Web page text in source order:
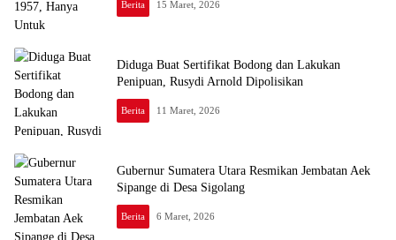
Berita 15 Maret, 2026
Diduga Buat Sertifikat Bodong dan Lakukan
Penipuan, Rusydi Arnold Dipolisikan
Berita 11 Maret, 2026
Gubernur Sumatera Utara Resmikan Jembatan Aek
Sipange di Desa Sigolang
Berita 6 Maret, 2026